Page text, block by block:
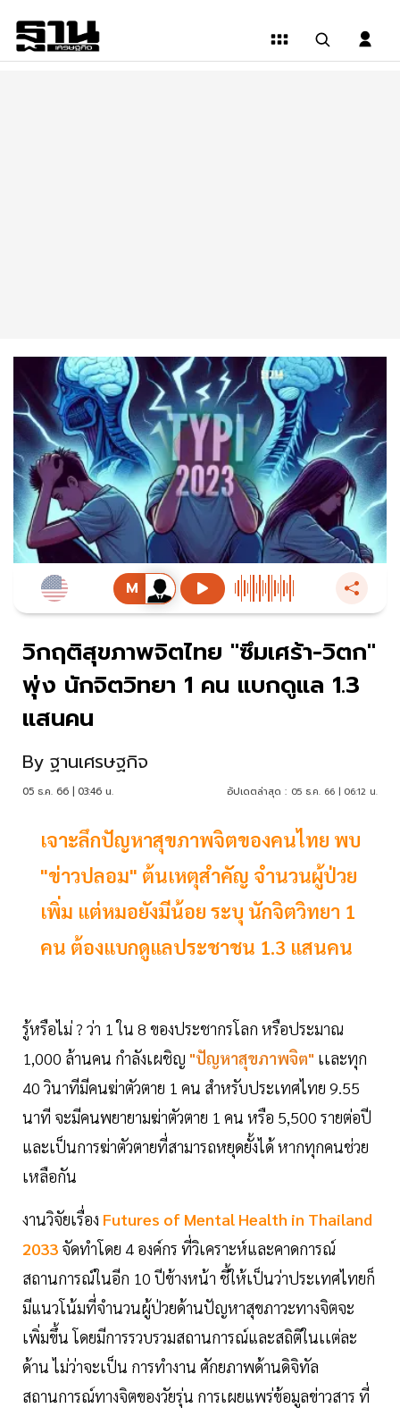
วิกฤติสุขภาพจิตไทย "ซึมเศร้า-วิตก"
พุ่ง นักจิตวิทยา 1 คน แบกดูแล 1.3
แสนคน
By ฐานเศรษฐกิจ
05 ธ.ค. 66 | 03:46 น. อัปเดตล่าสุด : 05 ธ.ค. 66 | 06:12 น.
เจาะลึกปัญหาสุขภาพจิตของคนไทย พบ
"ข่าวปลอม" ต้นเหตุสำคัญ จำนวนผู้ป่วย
เพิ่ม แต่หมอยังมีน้อย ระบุ นักจิตวิทยา 1
คน ต้องแบกดูแลประชาชน 1.3 แสนคน
รู้หรือไม่ ? ว่า 1 ใน 8 ของประชากรโลก หรือประมาณ
1,000 ล้านคน กำลังเผชิญ "ปัญหาสุขภาพจิต" เเละทุก
40 วินาทีมีคนฆ่าตัวตาย 1 คน สำหรับประเทศไทย 9.55
นาที จะมีคนพยายามฆ่าตัวตาย 1 คน หรือ 5,500 รายต่อปี
และเป็นการฆ่าตัวตายที่สามารถหยุดยั้งได้ หากทุกคนช่วย
เหลือกัน
งานวิจัยเรื่อง Futures of Mental Health in Thailand
2033 จัดทำโดย 4 องค์กร ที่วิเคราะห์และคาดการณ์
สถานการณ์ในอีก 10 ปีข้างหน้า ชี้ให้เป็นว่าประเทศไทยก็
มีแนวโน้มที่จำนวนผู้ป่วยด้านปัญหาสุขภาวะทางจิตจะ
เพิ่มขึ้น โดยมีการรวบรวมสถานการณ์และสถิติในเเต่ละ
ด้าน ไม่ว่าจะเป็น การทำงาน ศักยภาพด้านดิจิทัล
สถานการณ์ทางจิตของวัยรุ่น การเผยแพร่ข้อมูลข่าวสาร ที่